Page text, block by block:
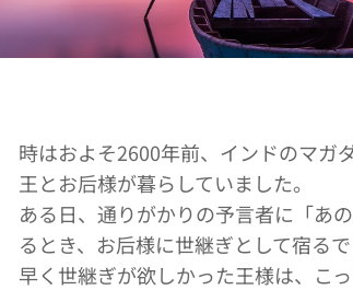
時はおよそ2600年前、インドのマガ
王とお后様が暮らしていました。
ある日、通りがかりの予言者に「あ
るとき、お后様に世継ぎとして宿る
早く世継ぎが欲しかった王様は、こ